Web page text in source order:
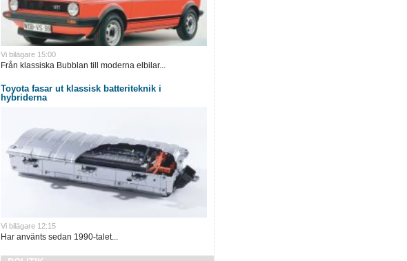
Vi bilägare 15:00
Från klassiska Bubblan till moderna elbilar...
Toyota fasar ut klassisk batteriteknik i
hybriderna
Vi bilägare 12:15
Har använts sedan 1990-talet...